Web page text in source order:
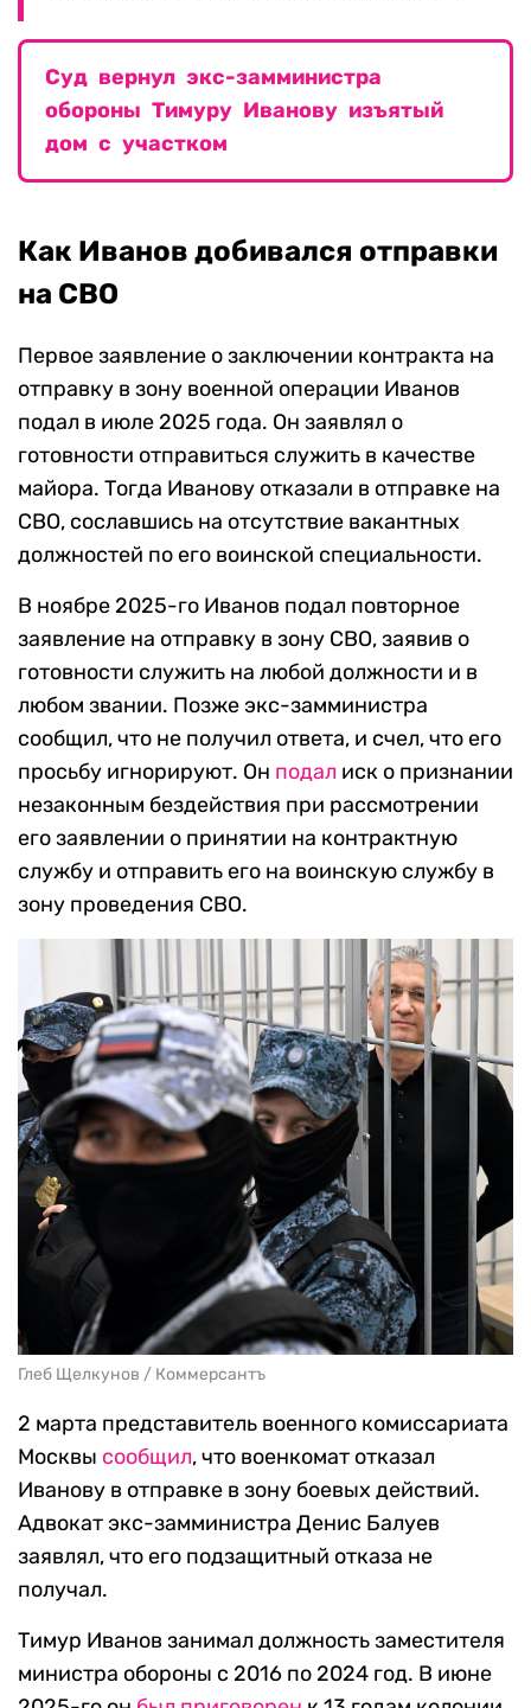
Суд вернул экс-замминистра
обороны Тимуру Иванову изъятый
дом с участком
Как Иванов добивался отправки
на СВО
Первое заявление о заключении контракта на
отправку в зону военной операции Иванов
подал в июле 2025 года. Он заявлял о
готовности отправиться служить в качестве
майора. Тогда Иванову отказали в отправке на
СВО, сославшись на отсутствие вакантных
должностей по его воинской специальности.
В ноябре 2025-го Иванов подал повторное
заявление на отправку в зону СВО, заявив о
готовности служить на любой должности и в
любом звании. Позже экс-замминистра
сообщил, что не получил ответа, и счел, что его
просьбу игнорируют. Он подал иск о признании
незаконным бездействия при рассмотрении
его заявлении о принятии на контрактную
службу и отправить его на воинскую службу в
зону проведения СВО.
Глеб Щелкунов / Коммерсантъ
2 марта представитель военного комиссариата
Москвы сообщил, что военкомат отказал
Иванову в отправке в зону боевых действий.
Адвокат экс-замминистра Денис Балуев
заявлял, что его подзащитный отказа не
получал.
Тимур Иванов занимал должность заместителя
министра обороны с 2016 по 2024 год. В июне